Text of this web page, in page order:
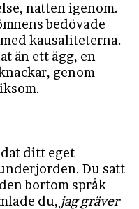
natten igenom.
bedövade
kausaliteterna.
än ett ägg, en
genom
ditt eget
Du satt
bortom språk
du, jag gräver